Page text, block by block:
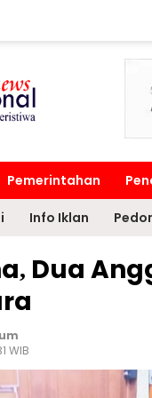
Pemerintahan
Info Iklan
Dua
WIB